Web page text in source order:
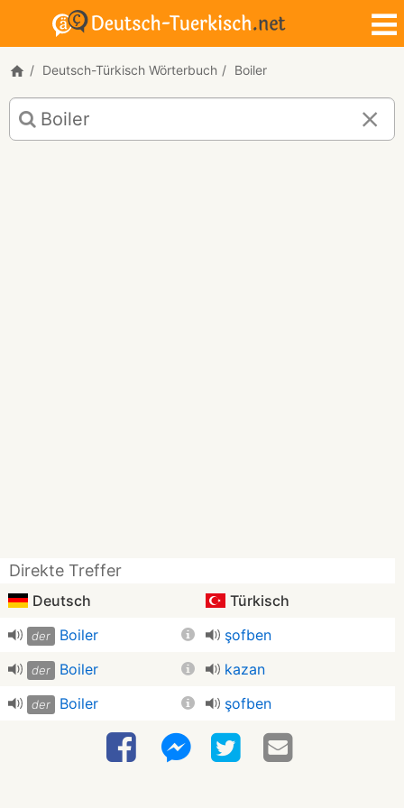
Deutsch-Türkisch Wörterbuch Boiler
Deutsch-
Türkisch
Übersetzung
Direkte Treffer
Deutsch Türkisch
der Boiler şofben
der Boiler kazan
der Boiler şofben